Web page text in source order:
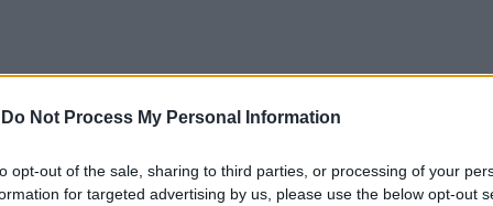
Do Not Process My Personal Information
opt-out of the sale, sharing to third parties, or processing of your
for targeted advertising by us, please use the below opt-out
ο Απόλλων Καλαμάτας, ο ΑΣΠ Κορίνθου και ο Ερυθρός
επιβεβαιώνοντας την εξαιρετική δουλειά που